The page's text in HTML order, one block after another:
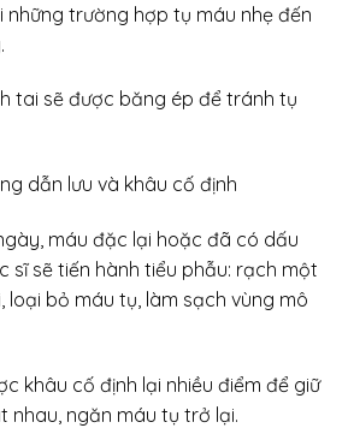
những trường hợp tụ máu nhẹ đến
tai sẽ được băng ép để tránh tụ
dẫn lưu và khâu cố định
máu đặc lại hoặc đã có dấu
sĩ sẽ tiến hành tiểu phẫu: rạch một
loại bỏ máu tụ, làm sạch vùng mô
khâu cố định lại nhiều điểm để giữ
nhau, ngăn máu tụ trở lại.